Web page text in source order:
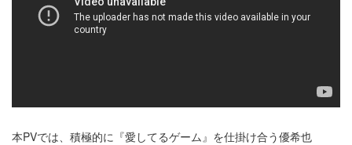
本PVでは、積極的に『愛してるゲーム』を仕掛け合う優希也